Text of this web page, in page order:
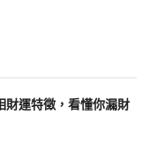
財運特徵，看懂你漏財